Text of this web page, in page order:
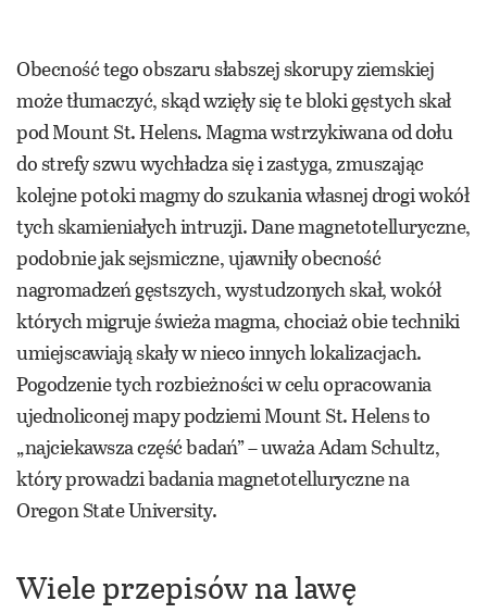
Obecność tego obszaru słabszej skorupy ziemskiej
może tłumaczyć, skąd wzięły się te bloki gęstych skał
pod Mount St. Helens. Magma wstrzykiwana od dołu
do strefy szwu wychładza się i zastyga, zmuszając
kolejne potoki magmy do szukania własnej drogi wokół
tych skamieniałych intruzji. Dane magnetotelluryczne,
podobnie jak sejsmiczne, ujawniły obecność
nagromadzeń gęstszych, wystudzonych skał, wokół
których migruje świeża magma, chociaż obie techniki
umiejscawiają skały w nieco innych lokalizacjach.
Pogodzenie tych rozbieżności w celu opracowania
ujednoliconej mapy podziemi Mount St. Helens to
„najciekawsza część badań” – uważa Adam Schultz,
który prowadzi badania magnetotelluryczne na
Oregon State University.
Wiele przepisów na lawę